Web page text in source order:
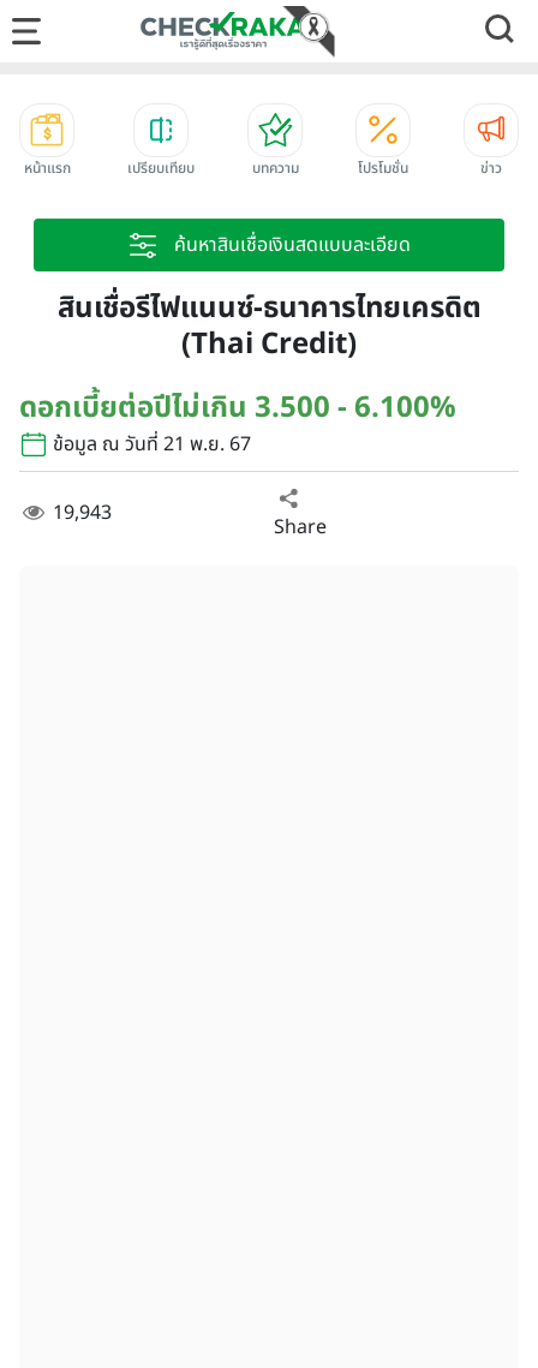
หน้าแรก เปรียบเทียบ บทความ โปรโมชั่น ข่าว
ค้นหาสินเชื่อเงินสดแบบละเอียด
สินเชื่อรีไฟแนนซ์-ธนาคารไทยเครดิต
(Thai Credit)
ดอกเบี้ยต่อปีไม่เกิน 3.500 - 6.100%
ข้อมูล ณ วันที่ 21 พ.ย. 67
19,943 Share